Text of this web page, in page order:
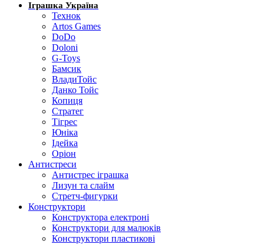
Іграшка Україна
Технок
Artos Games
DoDo
Doloni
G-Toys
Бамсик
ВладиТойс
Данко Тойс
Копиця
Стратег
Тігрес
Юніка
Ідейка
Оріон
Антистреси
Антистрес іграшка
Лизун та слайм
Стретч-фигурки
Конструктори
Конструктора електроні
Конструктори для малюків
Конструктори пластикові